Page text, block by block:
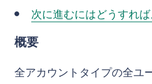
次に進むにはどうすれ
概要
全アカウントタイプの全ユ